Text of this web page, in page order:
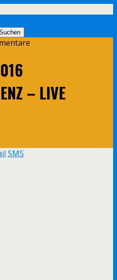
– LIVE
SMS